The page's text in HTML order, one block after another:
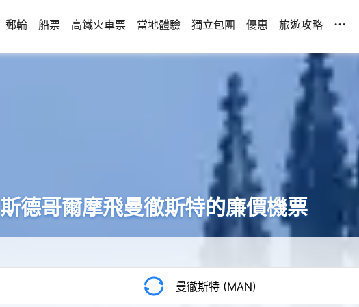
郵輪 船票 高鐵火車票 當地體驗 獨立包團 優惠 旅遊攻略 ...
斯德哥爾摩飛曼徹斯特的廉價機票